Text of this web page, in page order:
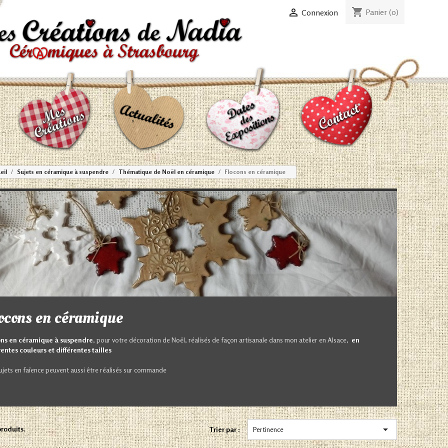
 Connexion shopping_cart Panier (0)
Sujets en céramique à suspendre Thématique de Noël en céramique Flocons en céramique
en céramique
en céramique à suspendre, pour votre décoration de Noël, réalisés de façon artisanale dans mon atelier en Alsace, en
couleurs et différentes tailles
en faïence peuvent aussi être réalisés sur commande
Trier par : Pertinence 